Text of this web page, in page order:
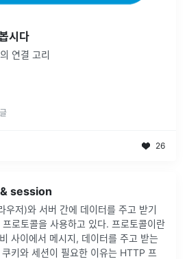
시다
연결 고리
26
session
우저)와 서버 간에 데이터를 주고 받기
로토콜을 사용하고 있다. 프로토콜이란
사이에서 메시지, 데이터를 주고 받는
키와 세션이 필요한 이유는 HTTP 프